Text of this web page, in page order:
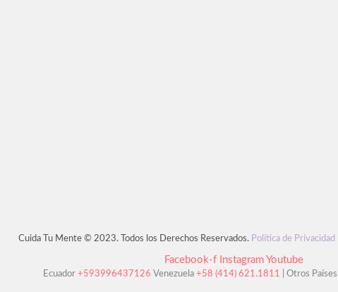
Ecuador +593996437126 Venezuela +58 (414) 621.1811 | Otros Países
Cuida Tu Mente © 2023. Todos los Derechos Reservados. Política de Privacidad
Facebook-f Instagram Youtube